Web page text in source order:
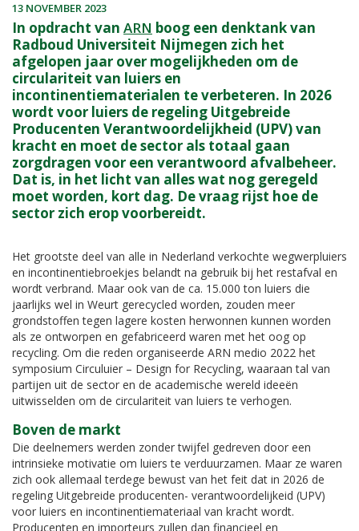
13 NOVEMBER 2023
In opdracht van ARN boog een denktank van
Radboud Universiteit Nijmegen zich het
afgelopen jaar over mogelijkheden om de
circulariteit van luiers en
incontinentiematerialen te verbeteren. In 2026
wordt voor luiers de regeling Uitgebreide
Producenten Verantwoordelijkheid (UPV) van
kracht en moet de sector als totaal gaan
zorgdragen voor een verantwoord afvalbeheer.
Dat is, in het licht van alles wat nog geregeld
moet worden, kort dag. De vraag rijst hoe de
sector zich erop voorbereidt.
Het grootste deel van alle in Nederland verkochte wegwerpluiers
en incontinentiebroekjes belandt na gebruik bij het restafval en
wordt verbrand. Maar ook van de ca. 15.000 ton luiers die
jaarlijks wel in Weurt gerecycled worden, zouden meer
grondstoffen tegen lagere kosten herwonnen kunnen worden
als ze ontworpen en gefabriceerd waren met het oog op
recycling. Om die reden organiseerde ARN medio 2022 het
symposium Circuluier – Design for Recycling, waaraan tal van
partijen uit de sector en de academische wereld ideeën
uitwisselden om de circulariteit van luiers te verhogen.
Boven de markt
Die deelnemers werden zonder twijfel gedreven door een
intrinsieke motivatie om luiers te verduurzamen. Maar ze waren
zich ook allemaal terdege bewust van het feit dat in 2026 de
regeling Uitgebreide producenten- verantwoordelijkeid (UPV)
voor luiers en incontinentiemateriaal van kracht wordt.
Producenten en importeurs zullen dan financieel en